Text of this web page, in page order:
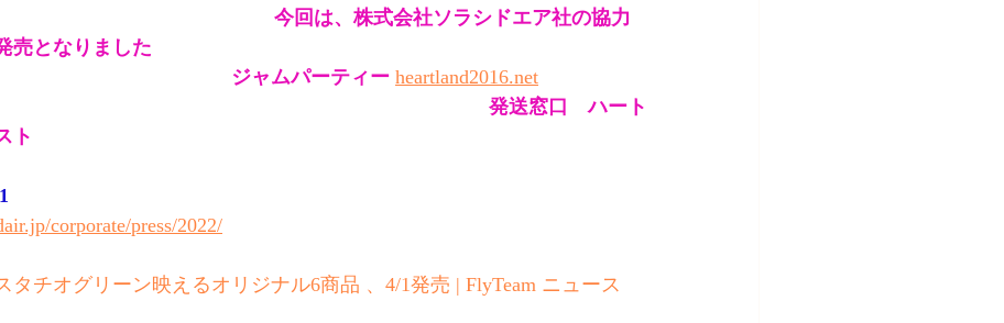
今回は、株式会社ソラシドエア社の協力
売となりました
ジャムパーティー heartland2016.net
発送窓口　ハート
ト
corporate/press/2022/
タチオグリーン映えるオリジナル6商品 、4/1発売 | FlyTeam ニュース